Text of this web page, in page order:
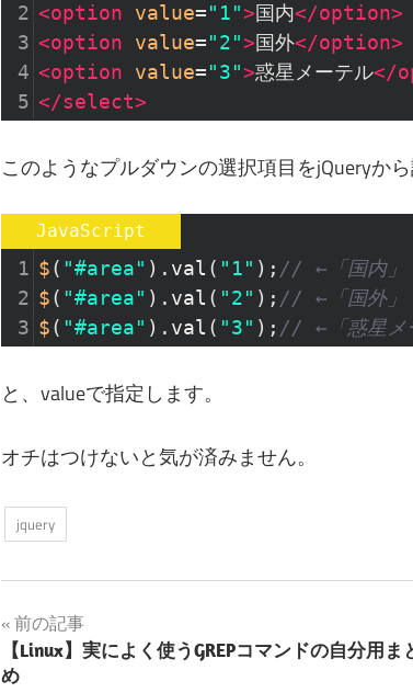
2 <option value="1">国内</option>
3 <option value="2">国外</option>
4 <option value="3">惑星メーテル</
5 </select>
このようなプルダウンの選択項目をjQueryか
JavaScript
1 $( "#area" ). val ( "1" ); // ←「国内」
2 $( "#area" ). val ( "2" ); // ←「国外」
3 $( "#area" ). val ( "3" ); // ←「惑星メ
と、valueで指定します。
オチはつけないと気が済みません。
jquery
投
稿
前の記事
【Linux】実によく使うGREPコマンドの自分用ま
め